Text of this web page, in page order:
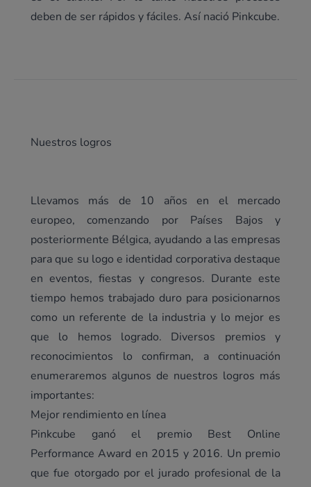
deben de ser rápidos y fáciles. Así nació Pinkcube.
Nuestros logros
Llevamos más de 10 años en el mercado
europeo, comenzando por Países Bajos y
posteriormente Bélgica, ayudando a las empresas
para que su logo e identidad corporativa destaque
en eventos, fiestas y congresos. Durante este
tiempo hemos trabajado duro para posicionarnos
como un referente de la industria y lo mejor es
que lo hemos logrado. Diversos premios y
reconocimientos lo confirman, a continuación
enumeraremos algunos de nuestros logros más
importantes:
Mejor rendimiento en línea
Pinkcube ganó el premio Best Online
Performance Award en 2015 y 2016. Un premio
que fue otorgado por el jurado profesional de la